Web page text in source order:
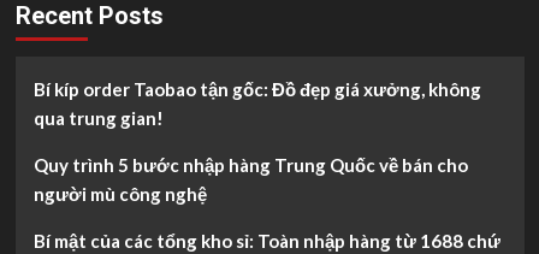
Recent Posts
Bí kíp order Taobao tận gốc: Đồ đẹp giá xưởng, không
qua trung gian!
Quy trình 5 bước nhập hàng Trung Quốc về bán cho
người mù công nghệ
Bí mật của các tổng kho sỉ: Toàn nhập hàng từ 1688 chứ